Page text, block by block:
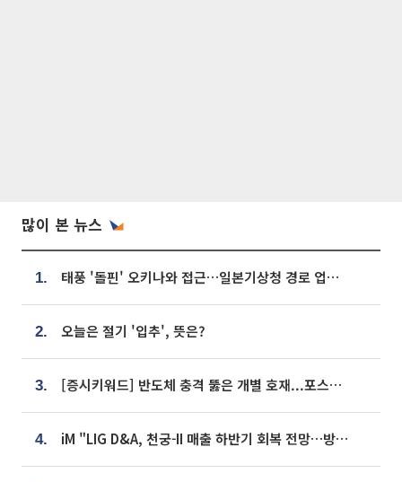
많이 본 뉴스
1. 태풍 '돌핀' 오키나와 접근…일본기상청 경로 업데이트
2. 오늘은 절기 '입추', 뜻은?
3. [증시키워드] 반도체 충격 뚫은 개별 호재...포스코퓨처엠·에코프로·한화솔루션 '눈길'
4. iM "LIG D&A, 천궁-II 매출 하반기 회복 전망…방산 톱픽 유지"